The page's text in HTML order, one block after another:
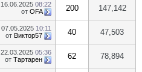
16.06.2025 08:22
от OFA 200 147,142
07.05.2025 10:11
от Виктор57 40 47,503
22.03.2025 05:36
от Тартарен 62 78,894